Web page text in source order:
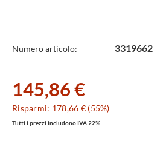
Specifiche
Numero articolo: 3319662
145,86 €
Risparmi: 178,66 € (55%)
Tutti i prezzi includono IVA 22%.